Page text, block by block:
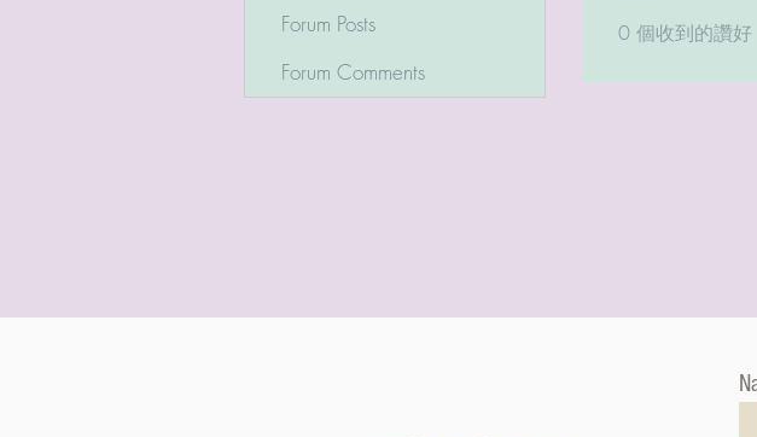
0 個收到的讚好
Forum Posts
Forum Comments